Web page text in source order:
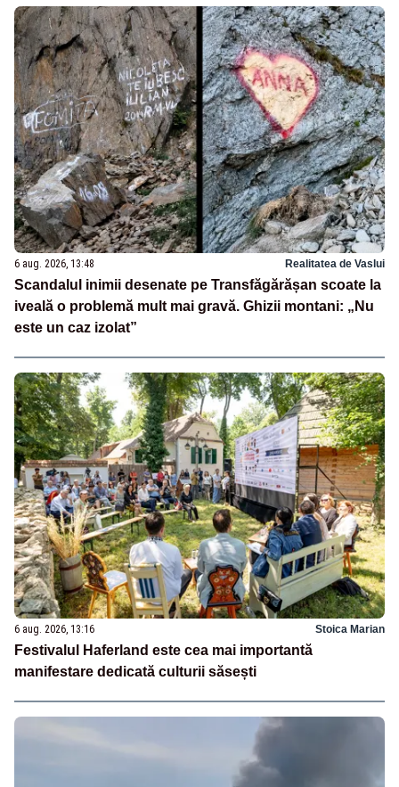
6 aug. 2026, 13:48 Realitatea de Vaslui
Scandalul inimii desenate pe Transfăgărășan scoate la
iveală o problemă mult mai gravă. Ghizii montani: „Nu
este un caz izolat”
6 aug. 2026, 13:16 Stoica Marian
Festivalul Haferland este cea mai importantă
manifestare dedicată culturii săsești